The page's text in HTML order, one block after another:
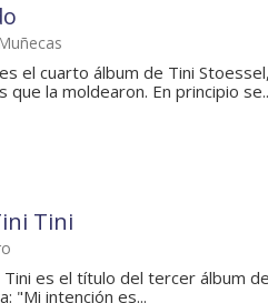
el cuarto álbum de Tini
que la moldearon. En principio
Tini
Tini es el título del tercer álbum
"Mi intención es...